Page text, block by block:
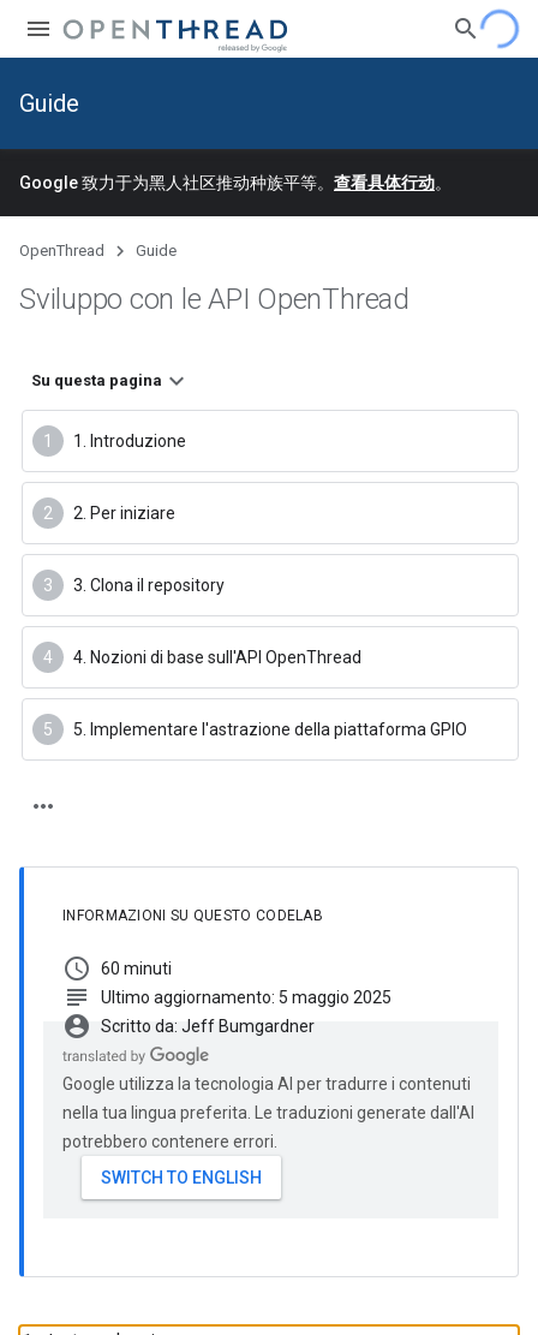
Guide
Google 致力于为黑人社区推动种族平等。 查看具体行动。
OpenThread Guide
Sviluppo con le API OpenThread
Su questa pagina
1. Introduzione
2. Per iniziare
3. Clona il repository
4. Nozioni di base sull'API OpenThread
5. Implementare l'astrazione della piattaforma GPIO
INFORMAZIONI SU QUESTO CODELAB
schedule 60 minuti
subject Ultimo aggiornamento: 5 maggio 2025
account_circle Scritto da: Jeff Bumgardner
Google utilizza la tecnologia AI per tradurre i contenuti
nella tua lingua preferita. Le traduzioni generate dall'AI
potrebbero contenere errori.